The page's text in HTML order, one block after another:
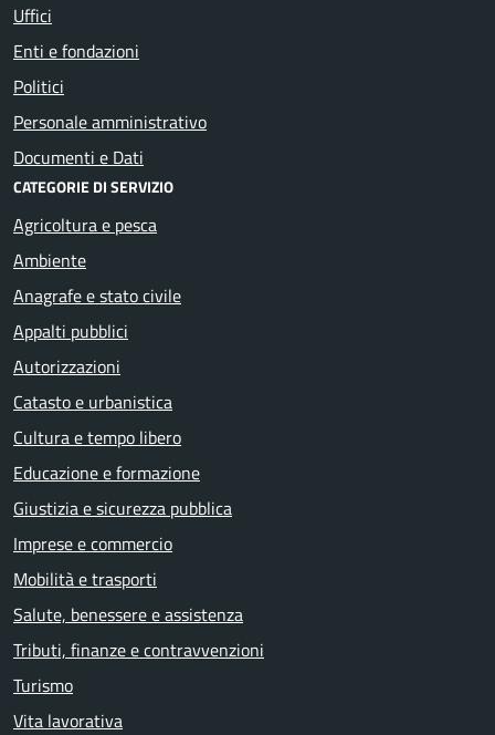
Uffici
Enti e fondazioni
Politici
Personale amministrativo
Documenti e Dati
CATEGORIE DI SERVIZIO
Agricoltura e pesca
Ambiente
Anagrafe e stato civile
Appalti pubblici
Autorizzazioni
Catasto e urbanistica
Cultura e tempo libero
Educazione e formazione
Giustizia e sicurezza pubblica
Imprese e commercio
Mobilità e trasporti
Salute, benessere e assistenza
Tributi, finanze e contravvenzioni
Turismo
Vita lavorativa